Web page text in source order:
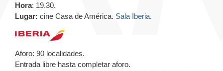
Hora: 19.30.
Lugar: cine Casa de América. Sala Iberia.
Aforo: 90 localidades.
Entrada libre hasta completar aforo.